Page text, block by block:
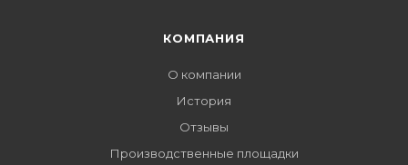
КОМПАНИЯ
О компании
История
Отзывы
Производственные площадки